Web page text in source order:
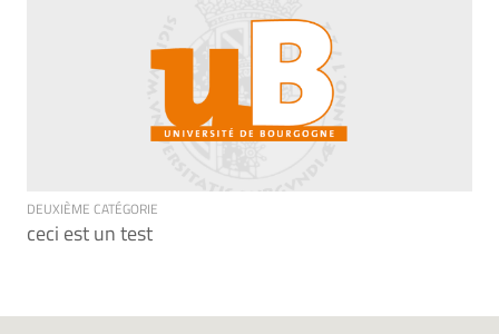
DEUXIÈME CATÉGORIE
ceci est un test